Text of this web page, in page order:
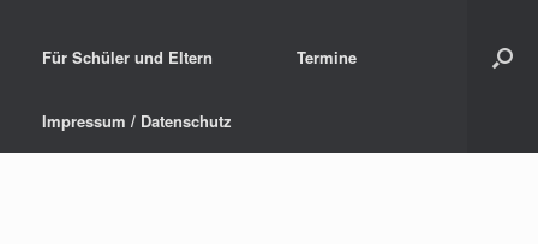
Für Schüler und Eltern Termine
Impressum / Datenschutz